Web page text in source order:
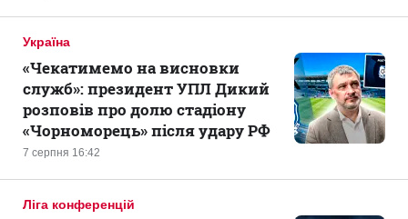
Україна
7 серпня 16:42
«Чекатимемо на висновки
служб»: президент УПЛ Дикий
розповів про долю стадіону
«Чорноморець» після удару РФ
Ліга конференцій